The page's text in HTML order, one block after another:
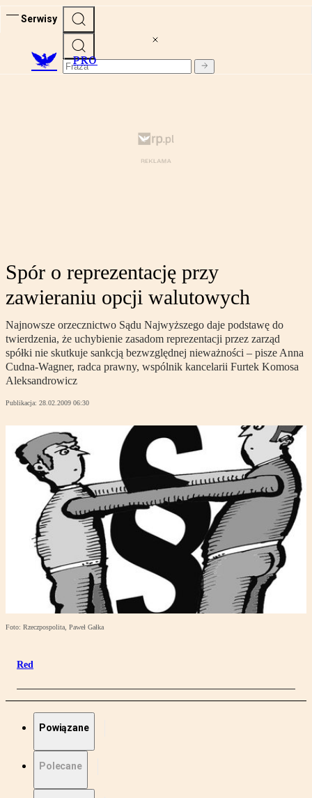
Serwisy
PRO
Spór o reprezentację przy
zawieraniu opcji walutowych
Najnowsze orzecznictwo Sądu Najwyższego daje podstawę do
twierdzenia, że uchybienie zasadom reprezentacji przez zarząd
spółki nie skutkuje sankcją bezwzględnej nieważności – pisze Anna
Cudna-Wagner, radca prawny, wspólnik kancelarii Furtek Komosa
Aleksandrowicz
Publikacja: 28.02.2009 06:30
Foto: Rzeczpospolita, Paweł Gałka
Red
Powiązane
Polecane